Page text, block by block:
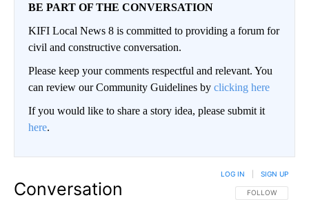
BE PART OF THE CONVERSATION
KIFI Local News 8 is committed to providing a forum for
civil and constructive conversation.
Please keep your comments respectful and relevant. You
can review our Community Guidelines by clicking here
If you would like to share a story idea, please submit it
here.
Conversation FOLLOW THIS
FOLLOW
LOG IN SIGN UP